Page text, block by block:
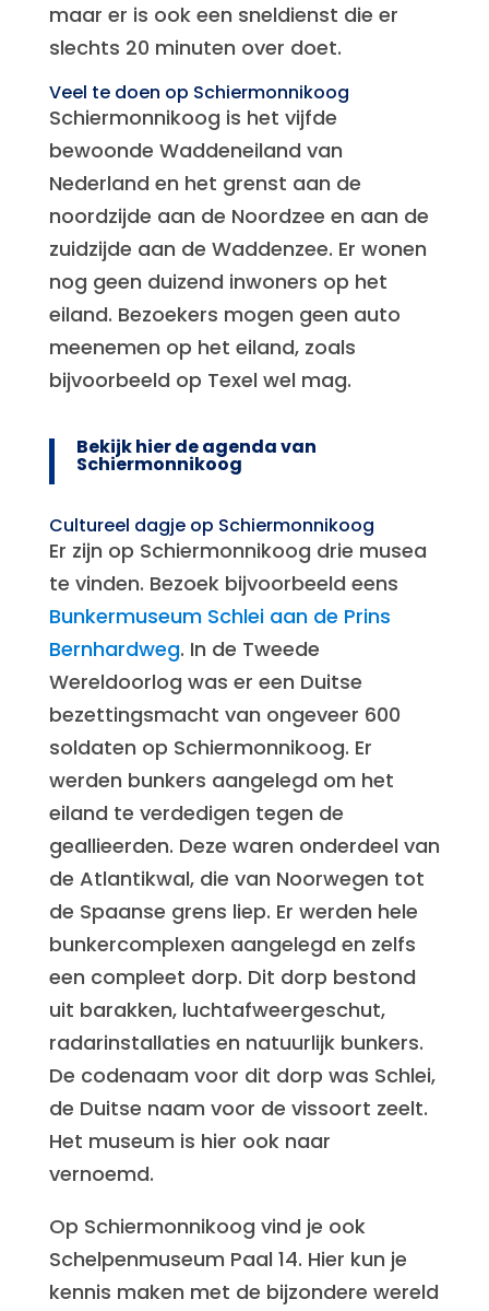
maar er is ook een sneldienst die er
slechts 20 minuten over doet.
Veel te doen op Schiermonnikoog
Schiermonnikoog is het vijfde
bewoonde Waddeneiland van
Nederland en het grenst aan de
noordzijde aan de Noordzee en aan de
zuidzijde aan de Waddenzee. Er wonen
nog geen duizend inwoners op het
eiland. Bezoekers mogen geen auto
meenemen op het eiland, zoals
bijvoorbeeld op Texel wel mag.
Bekijk hier de agenda van
Schiermonnikoog
Cultureel dagje op Schiermonnikoog
Er zijn op Schiermonnikoog drie musea
te vinden. Bezoek bijvoorbeeld eens
Bunkermuseum Schlei aan de Prins
Bernhardweg. In de Tweede
Wereldoorlog was er een Duitse
bezettingsmacht van ongeveer 600
soldaten op Schiermonnikoog. Er
werden bunkers aangelegd om het
eiland te verdedigen tegen de
geallieerden. Deze waren onderdeel van
de Atlantikwal, die van Noorwegen tot
de Spaanse grens liep. Er werden hele
bunkercomplexen aangelegd en zelfs
een compleet dorp. Dit dorp bestond
uit barakken, luchtafweergeschut,
radarinstallaties en natuurlijk bunkers.
De codenaam voor dit dorp was Schlei,
de Duitse naam voor de vissoort zeelt.
Het museum is hier ook naar
vernoemd.
Op Schiermonnikoog vind je ook
Schelpenmuseum Paal 14. Hier kun je
kennis maken met de bijzondere wereld